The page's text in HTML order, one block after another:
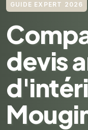
GUIDE EXPERT 2026
devis